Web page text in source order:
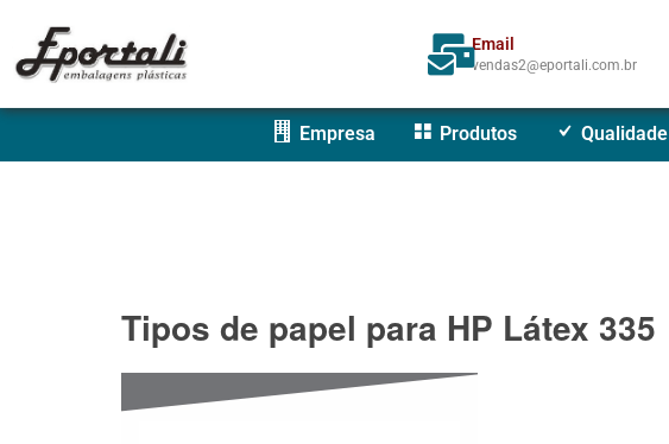
Email
vendas2@eportali.com.br
Empresa Produtos Qualidade
Tipos de papel para HP Látex 335